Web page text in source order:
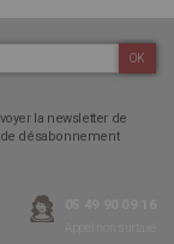
OK
la newsletter de
désabonnement